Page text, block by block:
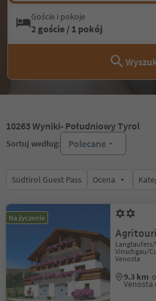
Goście i pokoje
2 goście / 1 pokój
10263 Wyniki- Południowy Tyrol
Sortuj według: Polecane
Südtirol Guest Pass Ocena
Na życzenie
Langtaufers/
Vinschgau/
Venosta
9.3 km
Venosta